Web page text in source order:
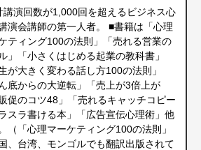
講演回数が1,000回を超えるビジネス心
演会講師の第一人者。 ■書籍は「心理
ティング100の法則」「売れる営業の
」「小さくはじめる起業の教科書」
生が大きく変わる話し方100の法則」
ん底からの大逆転」「売上が3倍上が
促のコツ48」「売れるキャッチコピー
スラ書ける本」「広告宣伝心理術」他
（「心理マーケティング100の法則」
、台湾、モンゴルでも翻訳出版されて